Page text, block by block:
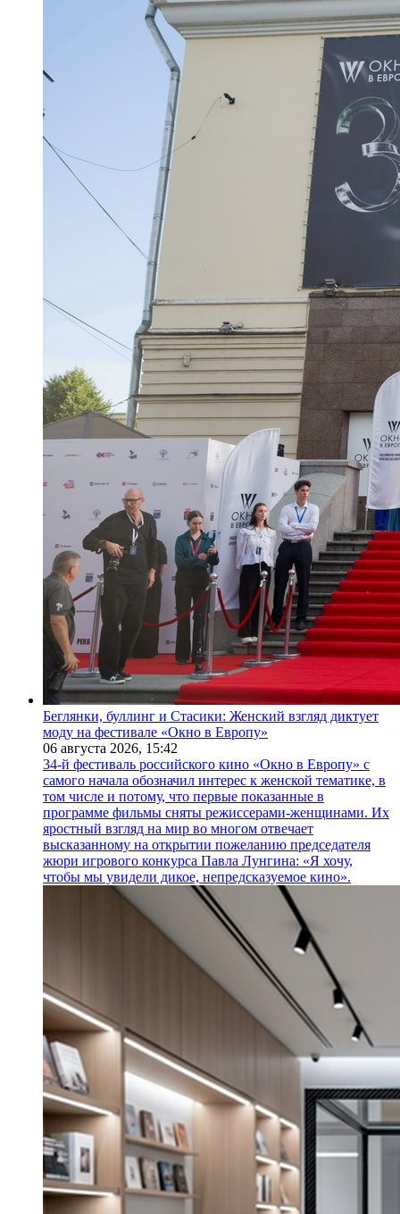
Беглянки, буллинг и Стасики: Женский взгляд диктует
моду на фестивале «Окно в Европу»
06 августа 2026, 15:42
34-й фестиваль российского кино «Окно в Европу» с
самого начала обозначил интерес к женской тематике, в
том числе и потому, что первые показанные в
программе фильмы сняты режиссерами-женщинами. Их
яростный взгляд на мир во многом отвечает
высказанному на открытии пожеланию председателя
жюри игрового конкурса Павла Лунгина: «Я хочу,
чтобы мы увидели дикое, непредсказуемое кино».